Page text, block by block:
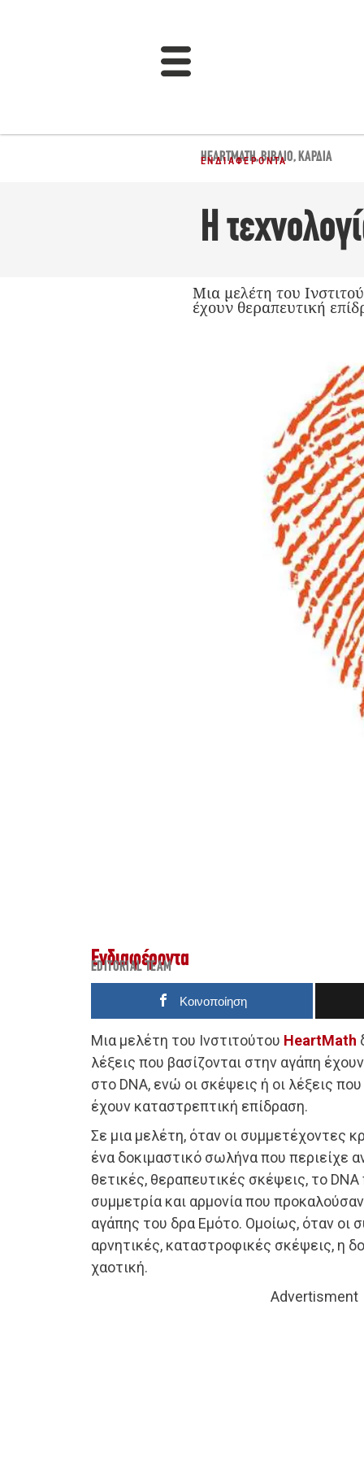
HEARTMATH,ΒΙΒΛΊΟ,ΚΑΡΔΙΆ
ΕΝΔΙΑΦΈΡΟΝΤΑ
Η
Μια μελέτη του
έχουν θεραπευτική
Ενδιαφέροντα
EDITORIAL TEAM
Κοινοποίηση
Μια μελέτη του Ινστιτούτου HeartMath
λέξεις που βασίζονται στην αγάπη
στο DNA, ενώ οι σκέψεις ή οι λέξεις
έχουν καταστρεπτική επίδραση.
Σε μια μελέτη, όταν οι συμμετέχοντες
ένα δοκιμαστικό σωλήνα που περιείχε
θετικές, θεραπευτικές σκέψεις, το DNA
συμμετρία και αρμονία που
αγάπης του δρα Εμότο. Ομοίως, όταν οι
αρνητικές, καταστροφικές σκέψεις, η
χαοτική.
Advertisment